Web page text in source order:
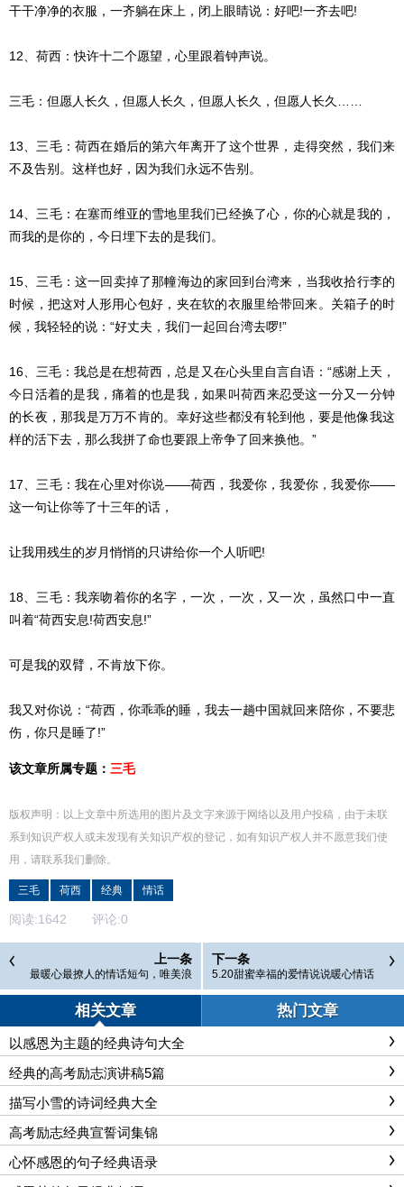
干干净净的衣服，一齐躺在床上，闭上眼睛说：好吧!一齐去吧!
12、荷西：快许十二个愿望，心里跟着钟声说。
三毛：但愿人长久，但愿人长久，但愿人长久，但愿人长久……
13、三毛：荷西在婚后的第六年离开了这个世界，走得突然，我们来
不及告别。这样也好，因为我们永远不告别。
14、三毛：在塞而维亚的雪地里我们已经换了心，你的心就是我的，
而我的是你的，今日埋下去的是我们。
15、三毛：这一回卖掉了那幢海边的家回到台湾来，当我收拾行李的
时候，把这对人形用心包好，夹在软的衣服里给带回来。关箱子的时
候，我轻轻的说：“好丈夫，我们一起回台湾去啰!”
16、三毛：我总是在想荷西，总是又在心头里自言自语：“感谢上天，
今日活着的是我，痛着的也是我，如果叫荷西来忍受这一分又一分钟
的长夜，那我是万万不肯的。幸好这些都没有轮到他，要是他像我这
样的活下去，那么我拼了命也要跟上帝争了回来换他。”
17、三毛：我在心里对你说——荷西，我爱你，我爱你，我爱你——
这一句让你等了十三年的话，
让我用残生的岁月悄悄的只讲给你一个人听吧!
18、三毛：我亲吻着你的名字，一次，一次，又一次，虽然口中一直
叫着“荷西安息!荷西安息!”
可是我的双臂，不肯放下你。
我又对你说：“荷西，你乖乖的睡，我去一趟中国就回来陪你，不要悲
伤，你只是睡了!”
该文章所属专题： 三毛
版权声明：以上文章中所选用的图片及文字来源于网络以及用户投稿，由于未联
系到知识产权人或未发现有关知识产权的登记，如有知识产权人并不愿意我们使
用，请联系我们删除。
三毛 荷西 经典 情话
阅读:1642 评论:0
上一条
最暖心最撩人的情话短句，唯美浪
漫，让人一见倾心！
下一条
5.20甜蜜幸福的爱情说说暖心情话
精选100条
相关文章 热门文章
以感恩为主题的经典诗句大全
经典的高考励志演讲稿5篇
描写小雪的诗词经典大全
高考励志经典宣誓词集锦
心怀感恩的句子经典语录